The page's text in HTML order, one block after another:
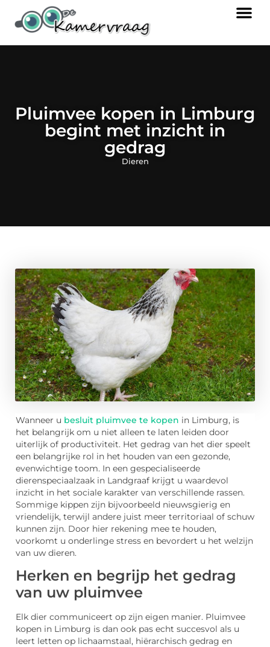
Pluimvee kopen in Limburg
begint met inzicht in
gedrag
Dieren
Wanneer u besluit pluimvee te kopen in Limburg, is
het belangrijk om u niet alleen te laten leiden door
uiterlijk of productiviteit. Het gedrag van het dier speelt
een belangrijke rol in het houden van een gezonde,
evenwichtige toom. In een gespecialiseerde
dierenspeciaalzaak in Landgraaf krijgt u waardevol
inzicht in het sociale karakter van verschillende rassen.
Sommige kippen zijn bijvoorbeeld nieuwsgierig en
vriendelijk, terwijl andere juist meer territoriaal of schuw
kunnen zijn. Door hier rekening mee te houden,
voorkomt u onderlinge stress en bevordert u het welzijn
van uw dieren.
Herken en begrijp het gedrag
van uw pluimvee
Elk dier communiceert op zijn eigen manier. Pluimvee
kopen in Limburg is dan ook pas echt succesvol als u
leert letten op lichaamstaal, hiërarchisch gedrag en